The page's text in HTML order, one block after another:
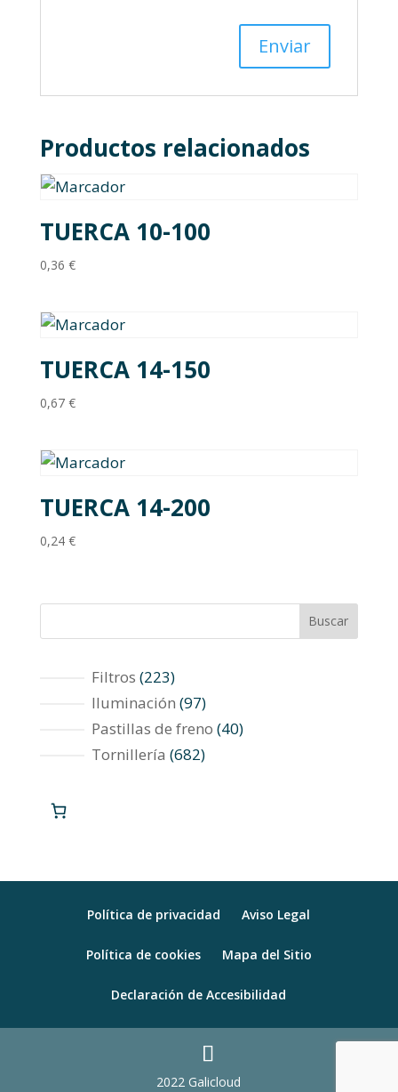
Productos relacionados
TUERCA 10-100
0,36 €
TUERCA 14-150
0,67 €
TUERCA 14-200
0,24 €
Buscar
Filtros 223223
productos
Iluminación 9797
productos
Pastillas de freno 4040
Tornillería 682682
Política de privacidad Aviso Legal
Política de cookies Mapa del Sitio
Declaración de Accesibilidad
2022 Galicloud